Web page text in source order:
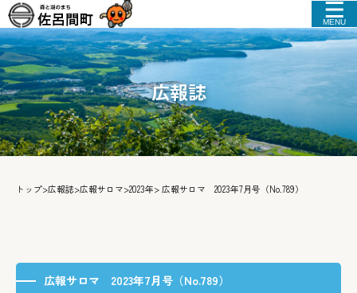
MENU
広報誌
トップ>広報誌>広報サロマ>2023年> 広報サロマ 2023年7月号（No.789）
広報サロマ 2023年7月号（No.789）